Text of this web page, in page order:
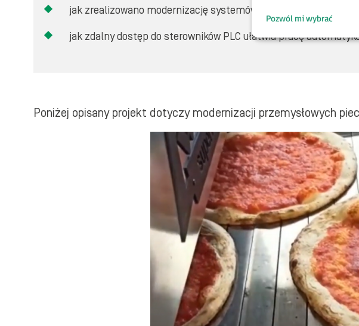
jak zrealizowano modernizację systemów sterowania pieców w
jak zdalny dostęp do sterowników PLC ułatwia pracę
Poniżej opisany projekt dotyczy modernizacji przemysłowych
Pozwól mi wybrać